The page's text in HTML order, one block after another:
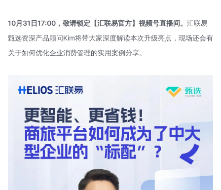
10月31日17:00，敬请锁定【汇联易官方】视频号直播间。 汇联易
甄选资深产品顾问Kim将带大家深度解读本次升级亮点，现场还会有
关于如何优化企业消费管理的实用案例分享。